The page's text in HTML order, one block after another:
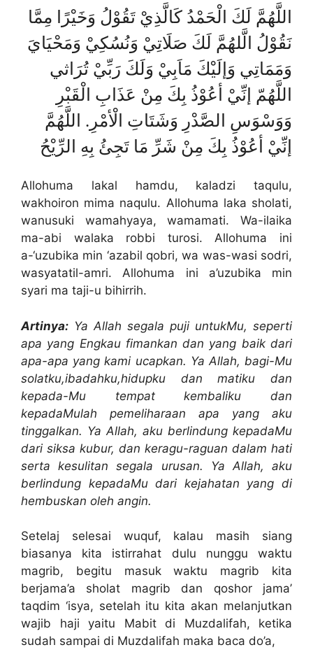
اللَّهُمَّ لَكَ الْحَمْدُ كَالَّذِيْ تَقُوْلُ وَخَيْرًا مِمَّا
نَقُوْلُ الَّلهُمَّ لَكَ صَلَاتِيْ وَنُسُكِيْ وَمَحْيَايَ
وَمَمَاتِي وَإلَيْكَ مَاَبِيْ وَلَكَ رَبِّيْ تُرَاثي
اللَّهُمّ إنِّيْ أعُوْذُ بِكَ مِنْ عَذَابِ الْقَبْرِ
وَوَسْوَسِ الصَّدْرِ وَشَتَاتِ الْأمْرِ. اللَّهُمَّ
إنِّيْ أعُوْذُ بِكَ مِنْ شَرِّ مَا تَجِئُ بِهِ الرِّيْحُ
Allohuma lakal hamdu, kaladzi taqulu,
wakhoiron mima naqulu. Allohuma laka sholati,
wanusuki wamahyaya, wamamati. Wa-ilaika
ma-abi walaka robbi turosi. Allohuma ini
a-‘uzubika min ‘azabil qobri, wa was-wasi sodri,
wasyatatil-amri. Allohuma ini a’uzubika min
syari ma taji-u bihirrih.
Artinya: Ya Allah segala puji untukMu, seperti
apa yang Engkau fimankan dan yang baik dari
apa-apa yang kami ucapkan. Ya Allah, bagi-Mu
solatku,ibadahku,hidupku dan matiku dan
kepada-Mu tempat kembaliku dan
kepadaMulah pemeliharaan apa yang aku
tinggalkan. Ya Allah, aku berlindung kepadaMu
dari siksa kubur, dan keragu-raguan dalam hati
serta kesulitan segala urusan. Ya Allah, aku
berlindung kepadaMu dari kejahatan yang di
hembuskan oleh angin.
Setelaj selesai wuquf, kalau masih siang
biasanya kita istirrahat dulu nunggu waktu
magrib, begitu masuk waktu magrib kita
berjama’a sholat magrib dan qoshor jama’
taqdim ‘isya, setelah itu kita akan melanjutkan
wajib haji yaitu Mabit di Muzdalifah, ketika
sudah sampai di Muzdalifah maka baca do’a,